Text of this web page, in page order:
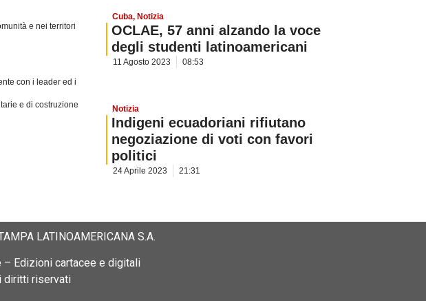
e nei territori
con i leader ed i
e di costruzione
Cuba, Notizia
OCLAE, 57 anni alzando la voce
degli studenti latinoamericani
11 Agosto 2023 08:53
Notizia
Indigeni ecuadoriani rifiutano
negoziazione di voti con favori
politici
24 Aprile 2023 21:31
LATINOAMERICANA S.A.
– Edizioni cartacee e digitali
diritti riservati